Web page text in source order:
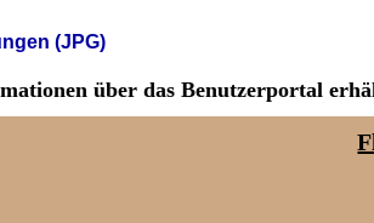
(JPG)
über das Benutzerportal